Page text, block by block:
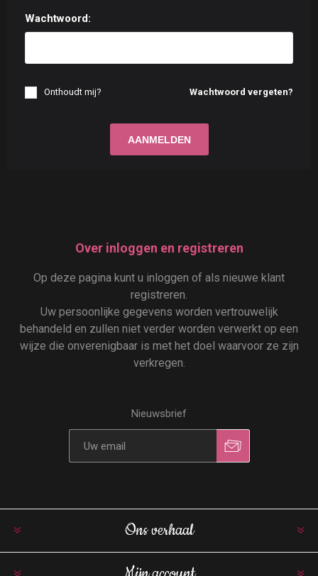
Wachtwoord:
Wachtwoord vergeten?
Onthoudt mij?
Over inloggen en registreren
Op deze pagina kunt u inloggen of als nieuwe klant
registreren.
Uw persoonlijke gegevens worden vertrouwelijk
behandeld en zullen niet verder worden verwerkt op een
wijze die onverenigbaar is met het doel waarvoor ze zijn
verkregen.
Nieuwsbrief
Ons verhaal